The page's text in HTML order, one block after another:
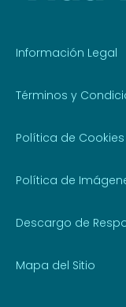
Información Legal
Términos y
Política de Cookies
Política de
Descargo de
Mapa del Sitio